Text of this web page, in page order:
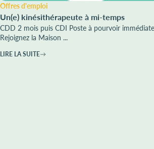
Offres d'emploi
Un(e) kinésithérapeute à mi-temps
CDD 2 mois puis CDI Poste à pourvoir
Rejoignez la Maison ...
LIRE LA SUITE